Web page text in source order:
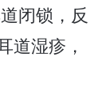
闭锁，反
道湿疹，